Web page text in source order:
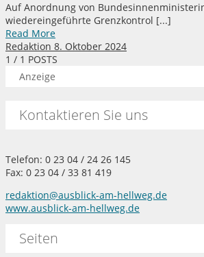
Auf Anordnung von
wiedereingeführte Grenzkontrol [...]
Read More
Redaktion 8. Oktober 2024
1 / 1 POSTS
Anzeige
Kontaktieren Sie uns
Telefon: 0 23 04 / 24 26 145
Fax: 0 23 04 / 33 81 419
redaktion@ausblick-am-hellweg.de
www.ausblick-am-hellweg.de
Seiten